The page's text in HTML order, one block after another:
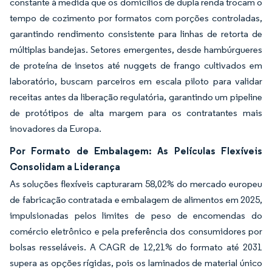
tempo de cozimento por formatos com porções controladas,
garantindo rendimento consistente para linhas de retorta de
múltiplas bandejas. Setores emergentes, desde hambúrgueres
de proteína de insetos até nuggets de frango cultivados em
laboratório, buscam parceiros em escala piloto para validar
receitas antes da liberação regulatória, garantindo um pipeline
de protótipos de alta margem para os contratantes mais
inovadores da Europa.
Por Formato de Embalagem: As Películas Flexíveis
Consolidam a Liderança
As soluções flexíveis capturaram 58,02% do mercado europeu
de fabricação contratada e embalagem de alimentos em 2025,
impulsionadas pelos limites de peso de encomendas do
comércio eletrônico e pela preferência dos consumidores por
bolsas resseláveis. A CAGR de 12,21% do formato até 2031
supera as opções rígidas, pois os laminados de material único